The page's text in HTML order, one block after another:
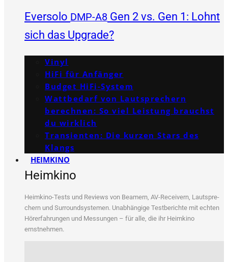
Eversolo DMP-A8 Gen 2 vs. Gen 1: Lohnt
sich das Upgrade?
Vinyl
HiFi für Anfänger
Budget HiFi-System
Wattbedarf von Lautsprechern
berechnen: So viel Leistung brauchst
du wirklich
Transienten: Die kurzen Stars des
Klangs
HEIMKINO
Heimkino
Heim­ki­no-Tests und Reviews von Bea­mern, AV-Recei­vern, Laut­spre­
chern und Sur­round­sys­te­men. Unab­hän­gi­ge Test­be­rich­te mit ech­ten
Hör­erfah­run­gen und Mes­sun­gen – für alle, die ihr Heim­ki­no
ernstnehmen.